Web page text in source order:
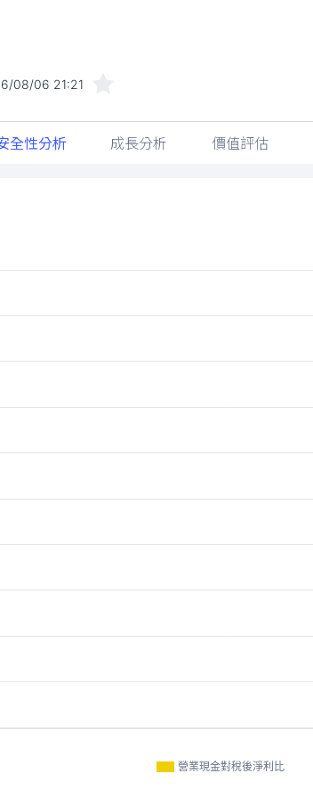
08/06 21:21
全性分析 成長分析 價值評估
營業現金對稅後淨利比